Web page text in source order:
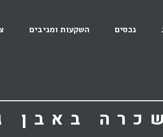
השקעות ומניבים נכסים
באבן